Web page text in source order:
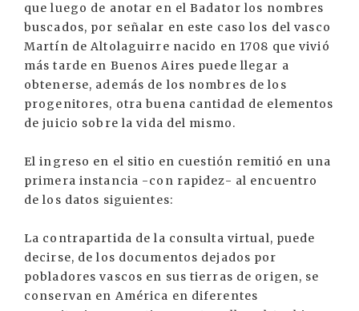
que luego de anotar en el Badator los nombres
buscados, por señalar en este caso los del vasco
Martín de Altolaguirre nacido en 1708 que vivió
más tarde en Buenos Aires puede llegar a
obtenerse, además de los nombres de los
progenitores, otra buena cantidad de elementos
de juicio sobre la vida del mismo.
El ingreso en el sitio en cuestión remitió en una
primera instancia -con rapidez- al encuentro
de los datos siguientes:
La contrapartida de la consulta virtual, puede
decirse, de los documentos dejados por
pobladores vascos en sus tierras de origen, se
conservan en América en diferentes